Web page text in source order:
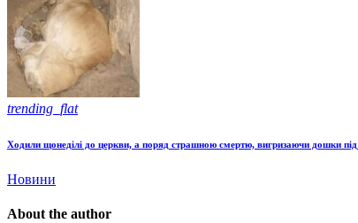
trending_flat
Ходили щонеділі до церкви, а поряд страшною смертю, вигризаючи дошки
Новини
About the author